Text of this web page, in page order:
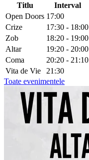
Titlu
Interval
Open Doors 17:00
Crize
17:30 - 18:00
Zob
18:20 - 19:00
Altar
19:20 - 20:00
Coma
20:20 - 21:10
Vita de Vie
21:30
Toate evenimentele